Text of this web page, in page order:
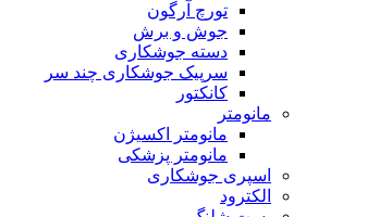
تورچ آرگون
جوش و برش
دسته جوشکاری
سرپیک جوشکاری چند سر
کانکتور
مانومتر
مانومتر اکسیژن
مانومتر پزشکی
اسپری جوشکاری
الکترود